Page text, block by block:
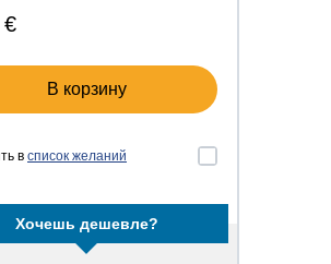
€
В корзину
в список желаний
Хочешь дешевле?